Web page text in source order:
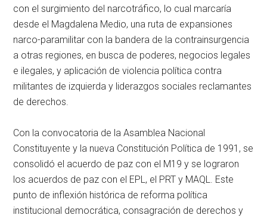
con el surgimiento del narcotráfico, lo cual marcaría
desde el Magdalena Medio, una ruta de expansiones
narco-paramilitar con la bandera de la contrainsurgencia
a otras regiones, en busca de poderes, negocios legales
e ilegales, y aplicación de violencia política contra
militantes de izquierda y liderazgos sociales reclamantes
de derechos.
Con la convocatoria de la Asamblea Nacional
Constituyente y la nueva Constitución Política de 1991, se
consolidó el acuerdo de paz con el M19 y se lograron
los acuerdos de paz con el EPL, el PRT y MAQL. Este
punto de inflexión histórica de reforma política
institucional democrática, consagración de derechos y